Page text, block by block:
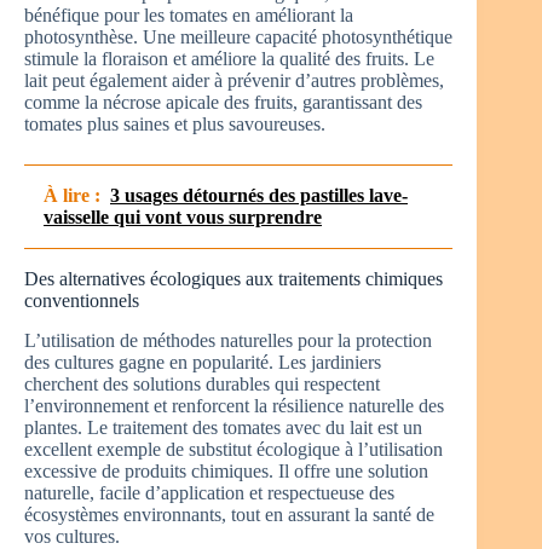
bénéfique pour les tomates en améliorant la
photosynthèse. Une meilleure capacité photosynthétique
stimule la floraison et améliore la qualité des fruits. Le
lait peut également aider à prévenir d’autres problèmes,
comme la nécrose apicale des fruits, garantissant des
tomates plus saines et plus savoureuses.
À lire : 3 usages détournés des pastilles lave-
vaisselle qui vont vous surprendre
Des alternatives écologiques aux traitements chimiques
conventionnels
L’utilisation de méthodes naturelles pour la protection
des cultures gagne en popularité. Les jardiniers
cherchent des solutions durables qui respectent
l’environnement et renforcent la résilience naturelle des
plantes. Le traitement des tomates avec du lait est un
excellent exemple de substitut écologique à l’utilisation
excessive de produits chimiques. Il offre une solution
naturelle, facile d’application et respectueuse des
écosystèmes environnants, tout en assurant la santé de
vos cultures.